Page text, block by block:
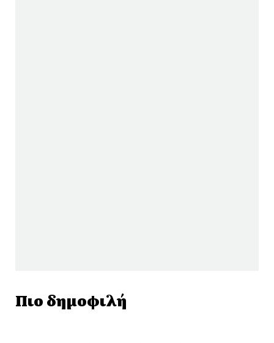
Πιο δημοφιλή